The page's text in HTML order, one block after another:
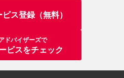
ス登録（無料）
ドバイザーズで
ビスをチェック